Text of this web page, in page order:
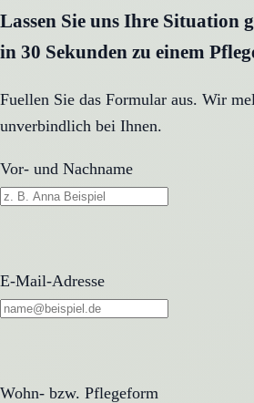
Lassen Sie uns Ihre Situation
in 30 Sekunden zu einem
Fuellen Sie das Formular aus. Wir
unverbindlich bei Ihnen.
Vor- und Nachname
E-Mail-Adresse
Wohn- bzw. Pflegeform
Wohn- bzw. Pflegeform